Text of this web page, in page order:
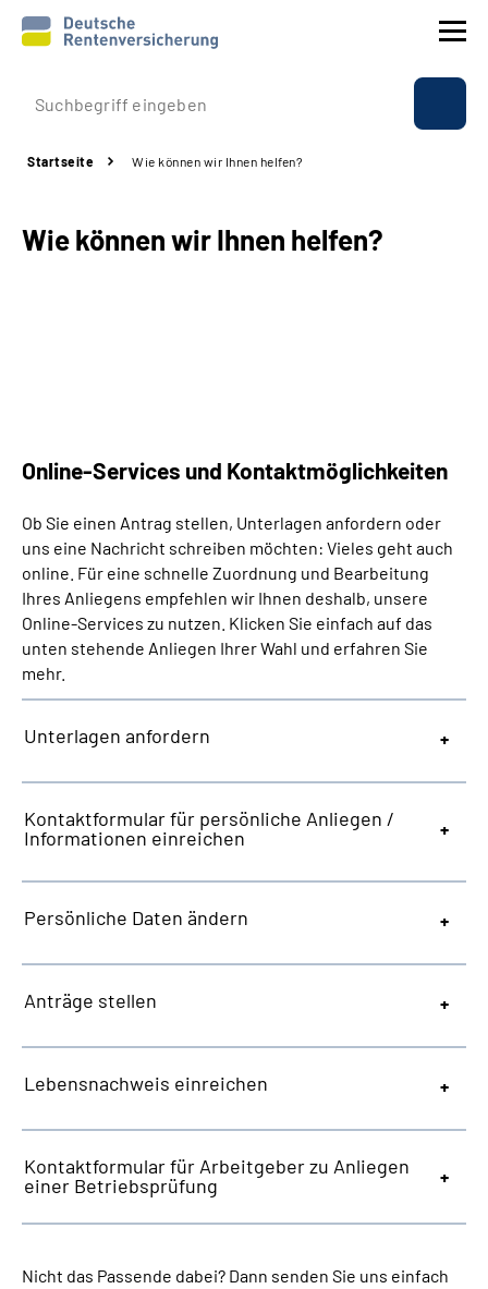
Prävention
Rente
Online-Services
Suche
Language
Inhalte in Gebärdensprache (DGS)
Mein Kundenportal
Startseite Wie können wir Ihnen helfen?
Wie können wir Ihnen helfen?
Online-Services und Kontaktmöglichkeiten
Ob Sie einen Antrag stellen, Unterlagen anfordern oder
uns eine Nachricht schreiben möchten: Vieles geht auch
online. Für eine schnelle Zuordnung und Bearbeitung
Ihres Anliegens empfehlen wir Ihnen deshalb, unsere
Online-Services zu nutzen. Klicken Sie einfach auf das
unten stehende Anliegen Ihrer Wahl und erfahren Sie
mehr.
Unterlagen anfordern
Kontaktformular für persönliche Anliegen /
Informationen einreichen
Persönliche Daten ändern
Anträge stellen
Lebensnachweis einreichen
Kontaktformular für Arbeitgeber zu Anliegen
einer Betriebsprüfung
Nicht das Passende dabei? Dann senden Sie uns einfach